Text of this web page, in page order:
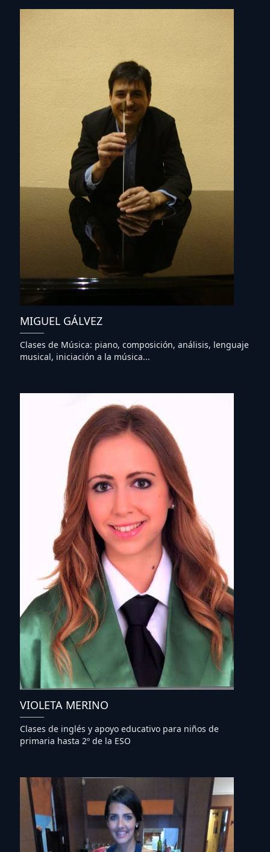
MIGUEL GÁLVEZ
Clases de Música: piano, composición, análisis, lenguaje
musical, iniciación a la música...
VIOLETA MERINO
Clases de inglés y apoyo educativo para niños de
primaria hasta 2º de la ESO